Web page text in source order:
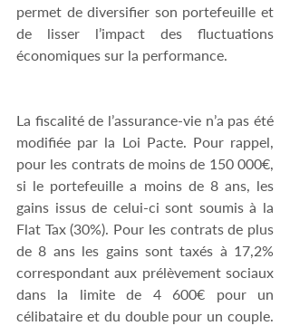
permet de diversifier son portefeuille et
de lisser l’impact des fluctuations
économiques sur la performance.
La fiscalité de l’assurance-vie n’a pas été
modifiée par la Loi Pacte. Pour rappel,
pour les contrats de moins de 150 000€,
si le portefeuille a moins de 8 ans, les
gains issus de celui-ci sont soumis à la
Flat Tax (30%). Pour les contrats de plus
de 8 ans les gains sont taxés à 17,2%
correspondant aux prélèvement sociaux
dans la limite de 4 600€ pour un
célibataire et du double pour un couple.